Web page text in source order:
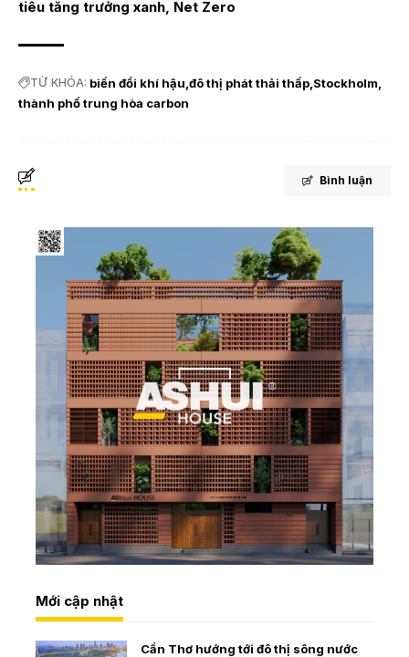
tiêu tăng trưởng xanh, Net Zero
TỪ KHÓA: biến đổi khí hậu đô thị phát thải thấp Stockholm
thành phố trung hòa carbon
Bình luận
Mới cập nhật
Cần Thơ hướng tới đô thị sông nước